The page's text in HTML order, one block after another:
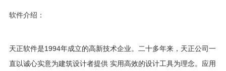
软件介绍：
天正软件是1994年成立的高新技术企业。二十多年来，天正公司一
直以诚心实意为建筑设计者提供 实用高效的设计工具为理念。应用